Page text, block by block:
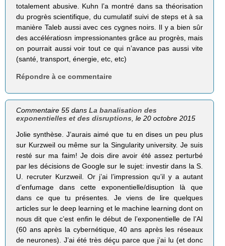
totalement abusive. Kuhn l’a montré dans sa théorisation
du progrès scientifique, du cumulatif suivi de steps et à sa
manière Taleb aussi avec ces cygnes noirs. Il y a bien sûr
des accélératiosn impressionantes grâce au progrès, mais
on pourrait aussi voir tout ce qui n’avance pas aussi vite
(santé, transport, énergie, etc, etc)
Répondre à ce commentaire
Commentaire 55 dansLa banalisation des
exponentielles et des disruptions , le 20 octobre 2015
Jolie synthèse. J’aurais aimé que tu en dises un peu plus
sur Kurzweil ou même sur la Singularity university. Je suis
resté sur ma faim! Je dois dire avoir été assez perturbé
par les décisions de Google sur le sujet: investir dans la S.
U. recruter Kurzweil. Or j’ai l’impression qu’il y a autant
d’enfumage dans cette exponentielle/disuption là que
dans ce que tu présentes. Je viens de lire quelques
articles sur le deep learning et le machine learning dont on
nous dit que c’est enfin le début de l’exponentielle de l’AI
(60 ans après la cybernétique, 40 ans après les réseaux
de neurones). J’ai été très déçu parce que j’ai lu (et donc